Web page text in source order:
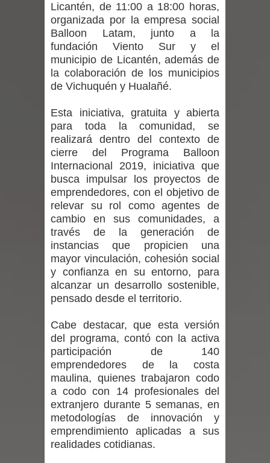
ministra de Salud por dejar fuera a
Linares: “No dará la cara”
Seremi de Desarrollo Social y Familia
mantiene despliegue para apoyar a
niños y adolescentes durante la
emergencia.
Del anime al K-pop: especialistas U.
de Chile analizan el creciente interés
por las culturas japonesa y coreana
Renuncia del seremi Minvu en el
Maule golpea al Gobierno en medio de
denuncias por viviendas sociales en
Diputado Jorge Guzmán rechaza
proyecto de interconexión eléctrica
en la alta cordillera del Maule por su
impacto ambiental
INDAP entregó $189 millones en
Licantén, de 11:00 a 18:00 horas,
organizada por la empresa social
Balloon Latam, junto a la
fundación Viento Sur y el
municipio de Licantén, además de
la colaboración de los municipios
de Vichuquén y Hualañé.
Esta iniciativa, gratuita y abierta
para toda la comunidad, se
realizará dentro del contexto de
cierre del Programa Balloon
Internacional 2019, iniciativa que
busca impulsar los proyectos de
emprendedores, con el objetivo de
relevar su rol como agentes de
cambio en sus comunidades, a
través de la generación de
instancias que propicien una
mayor vinculación, cohesión social
y confianza en su entorno, para
alcanzar un desarrollo sostenible,
pensado desde el territorio.
Cabe destacar, que esta versión
del programa, contó con la activa
participación de 140
emprendedores de la costa
maulina, quienes trabajaron codo
a codo con 14 profesionales del
extranjero durante 5 semanas, en
metodologías de innovación y
emprendimiento aplicadas a sus
realidades cotidianas.